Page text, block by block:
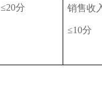
≤20分 销售收
≤10分